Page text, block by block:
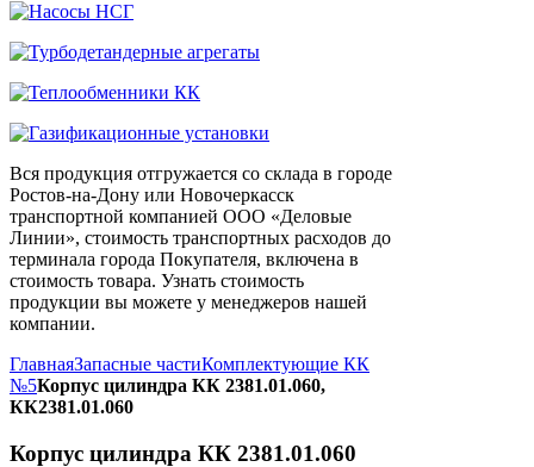
Вся продукция отгружается со склада в городе
Ростов-на-Дону или Новочеркасск
транспортной компанией ООО «Деловые
Линии», стоимость транспортных расходов до
терминала города Покупателя, включена в
стоимость товара. Узнать стоимость
продукции вы можете у менеджеров нашей
компании.
ГлавнаяЗапасные частиКомплектующие КК
№5Корпус цилиндра КК 2381.01.060,
КК2381.01.060
Корпус цилиндра КК 2381.01.060